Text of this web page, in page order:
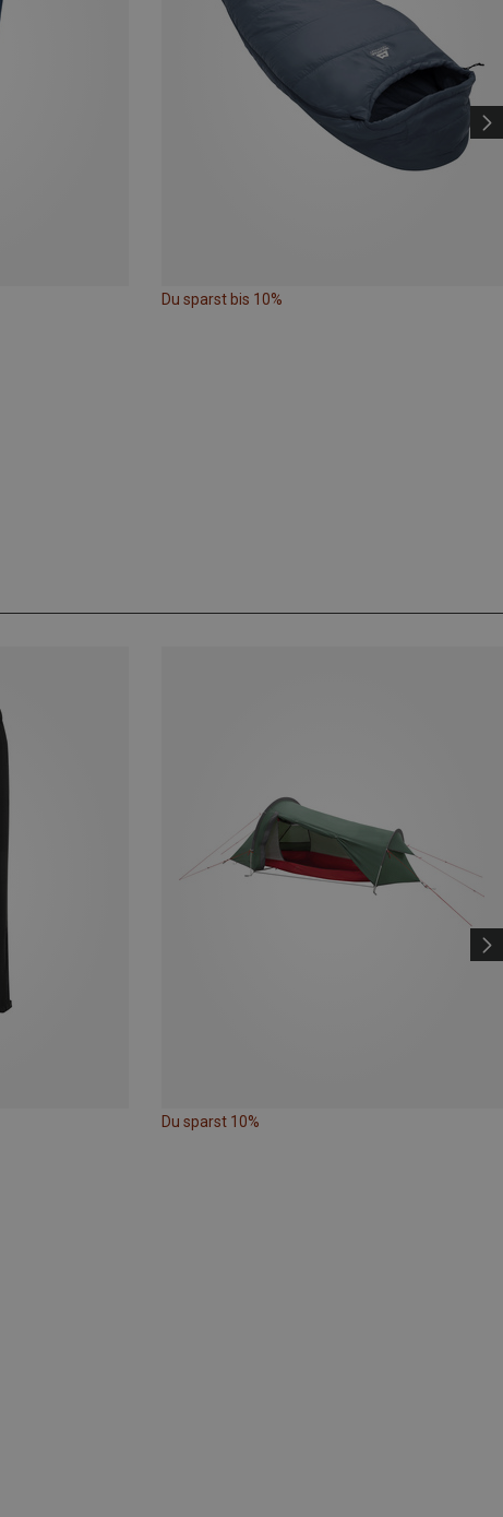
Du sparst bis 10%
Du sparst 10%